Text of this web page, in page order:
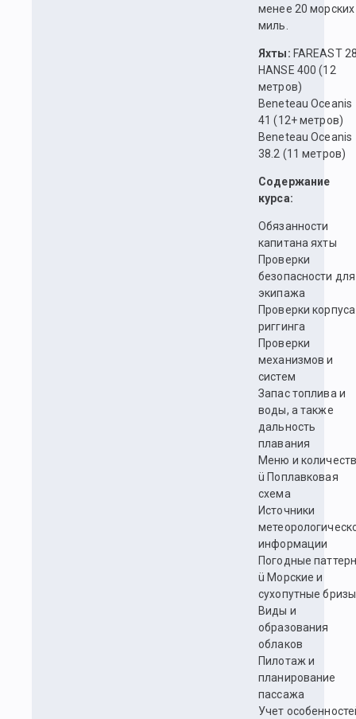
менее 20 морских
миль.
Яхты: FAREAST
HANSE 400 (12
метров)
Beneteau Oceanis
41 (12+ метров)
Beneteau Oceanis
38.2 (11 метров)
Содержание
курса:
Обязанности
капитана яхты
Проверки
безопасности для
экипажа
Проверки
риггинга
Проверки
механизмов и
систем
Запас топлива и
воды, а также
дальность
плавания
Меню и
ü Поплавковая
схема
Источники
информации
Погодные
ü Морские и
сухопутные бризы
Виды и
образования
облаков
Пилотаж и
планирование
пассажа
Учет